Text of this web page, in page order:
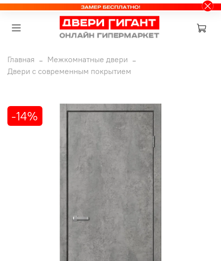
Главная
Межкомнатные двери
Двери с современным покрытием
-14%